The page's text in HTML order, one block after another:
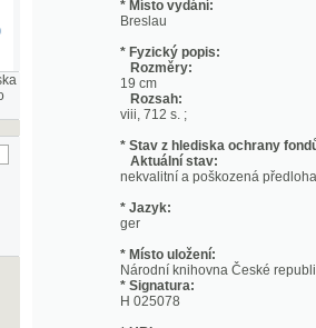
* Fyzický popis:
Rozměry:
Rozsah:
viii, 712 s. ;
* Stav z hlediska ochrany fondů:
Aktuální stav:
nekvalitní a poškozená předloha;
* Jazyk:
Národní knihovna České republiky
* Signatura:
H 025078
* URI:
http://kramerius.nkp.cz/kramerius/